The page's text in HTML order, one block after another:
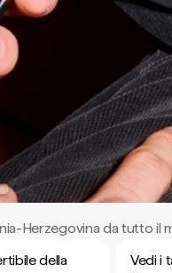
Herzegovina da tutto il
della
Vedi i